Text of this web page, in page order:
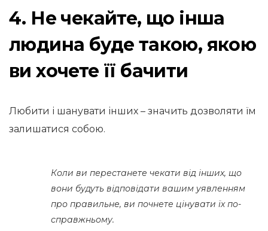
4. Не чекайте, що інша
людина буде такою, якою
ви хочете її бачити
Любити і шанувати інших – значить дозволяти їм
залишатися собою.
Коли ви перестанете чекати від інших, що
вони будуть відповідати вашим уявленням
про правильне, ви почнете цінувати їх по-
справжньому.